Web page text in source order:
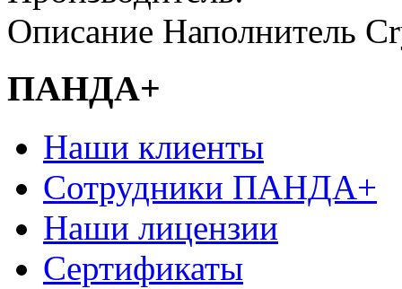
Описание Наполнитель
ПАНДА+
Наши клиенты
Сотрудники ПАНДА+
Наши лицензии
Сертификаты